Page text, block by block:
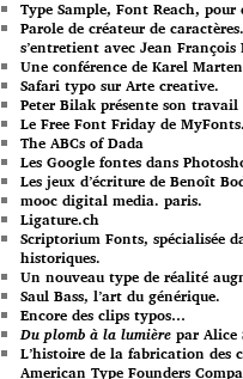
Type Sample, Font Reach,
Parole de créateur de
s’entretient avec Jean François
Une conférence de Karel
Safari typo sur Arte creative.
Peter Bilak présente son travail
Le Free Font Friday de MyFonts.
The ABCs of Dada
Les Google fontes dans
Les jeux d’écriture de Benoît
mooc digital media. paris.
Ligature.ch
Scriptorium Fonts, spécialisée
historiques.
Un nouveau type de réalité
Saul Bass, l’art du générique.
Encore des clips typos…
Du plomb à la lumière par Alice
L’histoire de la fabrication des
American Type Founders